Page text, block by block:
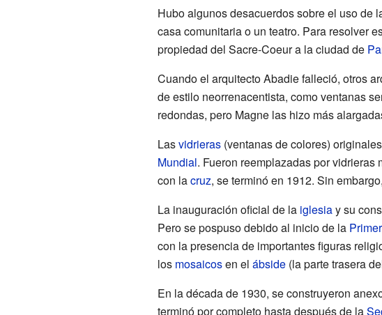
Hubo algunos desacuerdos sobre el uso de
casa comunitaria o un teatro. Para resolver
propiedad del Sacre-Coeur a la ciudad de
Cuando el arquitecto Abadie falleció, otros
de estilo neorrenacentista, como ventanas
redondas, pero Magne las hizo más
Lasvidrieras(ventanas de colores)
Mundial. Fueron reemplazadas por
con lacruz, se terminó en 1912. Sin
La inauguración oficial de la iglesiay su
Pero se pospuso debido al inicio de la
con la presencia de importantes figuras
los mosaicosen el ábside(la parte trasera
En la década de 1930, se construyeron
terminó por completo hasta después de la